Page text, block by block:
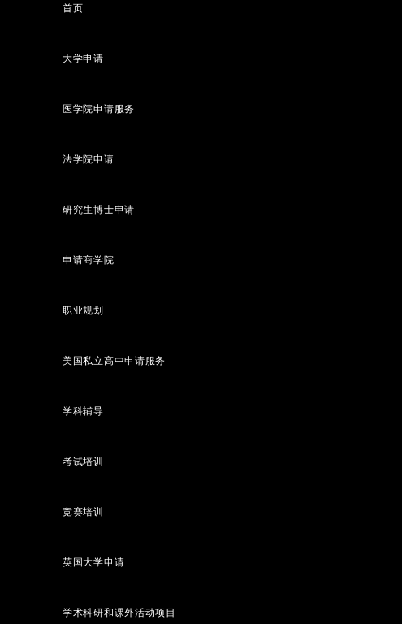
首页
大学申请
医学院申请服务
法学院申请
研究生博士申请
申请商学院
职业规划
美国私立高中申请服务
学科辅导
考试培训
竞赛培训
英国大学申请
学术科研和课外活动项目